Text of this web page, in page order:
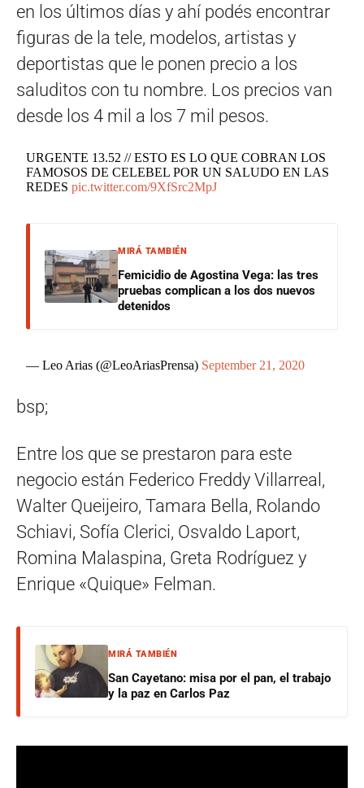
en los últimos días y ahí podés encontrar
figuras de la tele, modelos, artistas y
deportistas que le ponen precio a los
saluditos con tu nombre. Los precios van
desde los 4 mil a los 7 mil pesos.
URGENTE 13.52 // ESTO ES LO QUE COBRAN LOS
FAMOSOS DE CELEBEL POR UN SALUDO EN LAS
REDESpic.twitter.com/9XfSrc2MpJ
MIRÁ TAMBIÉN
Femicidio de Agostina Vega: las tres
pruebas complican a los dos nuevos
detenidos
— Leo Arias (@LeoAriasPrensa) September 21, 2020
bsp;
Entre los que se prestaron para este
negocio están Federico Freddy Villarreal,
Walter Queijeiro, Tamara Bella, Rolando
Schiavi, Sofía Clerici, Osvaldo Laport,
Romina Malaspina, Greta Rodríguez y
Enrique «Quique» Felman.
MIRÁ TAMBIÉN
San Cayetano: misa por el pan, el trabajo
y la paz en Carlos Paz